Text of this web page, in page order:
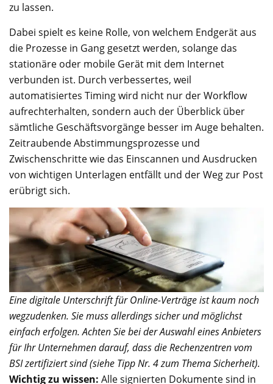
zu lassen.
Dabei spielt es keine Rolle, von welchem Endgerät aus
die Prozesse in Gang gesetzt werden, solange das
stationäre oder mobile Gerät mit dem Internet
verbunden ist. Durch verbessertes, weil
automatisiertes Timing wird nicht nur der Workflow
aufrechterhalten, sondern auch der Überblick über
sämtliche Geschäftsvorgänge besser im Auge behalten.
Zeitraubende Abstimmungsprozesse und
Zwischenschritte wie das Einscannen und Ausdrucken
von wichtigen Unterlagen entfällt und der Weg zur Post
erübrigt sich.
Eine digitale Unterschrift für Online-Verträge ist kaum noch
wegzudenken. Sie muss allerdings sicher und möglichst
einfach erfolgen. Achten Sie bei der Auswahl eines Anbieters
für Ihr Unternehmen darauf, dass die Rechenzentren vom
BSI zertifiziert sind (siehe Tipp Nr. 4 zum Thema Sicherheit).
Wichtig zu wissen: Alle signierten Dokumente sind in